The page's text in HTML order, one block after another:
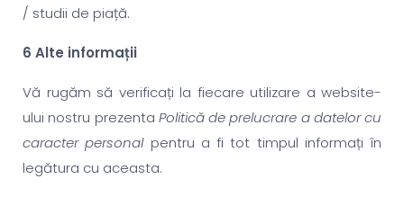
/ studii de piață.
6 Alte informații
Vă rugăm să verificați la fiecare utilizare a website-
ului nostru prezenta Politică de prelucrare a datelor cu
caracter personalpentru a fi tot timpul informați în
legătura cu aceasta.